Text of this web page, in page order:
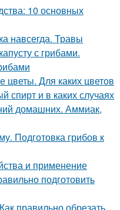
10 основных
навсегда. Травы
с грибами.
Для каких цветов
спирт и в каких случаях
домашних. Аммиак,
Подготовка грибов к
и применение
подготовить